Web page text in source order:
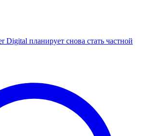
Digital планирует снова стать частной